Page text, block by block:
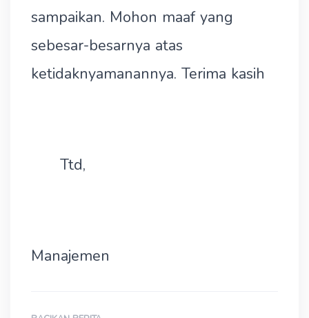
sampaikan. Mohon maaf yang
sebesar-besarnya atas
ketidaknyamanannya. Terima kasih
Ttd,
Manajemen